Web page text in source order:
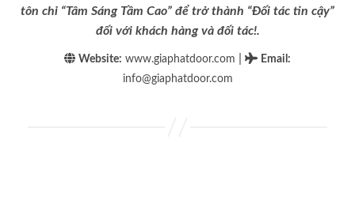
tôn chỉ “Tâm Sáng Tầm Cao” để trở thành “Đối tác tin cậy”
đối với khách hàng và đối tác!.
Website: www.giaphatdoor.com Email :
info@giaphatdoor.com